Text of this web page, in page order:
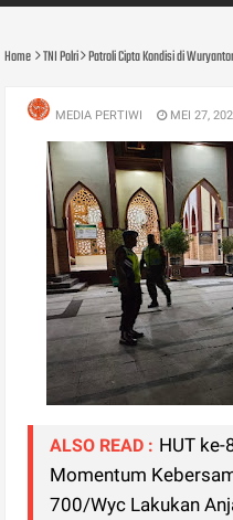
Home TNI Polri Patroli Cipta Kondisi di
MEDIA PERTIWI MEI 27,
ALSO READ : HUT
Momentum
700/Wyc Lakukan